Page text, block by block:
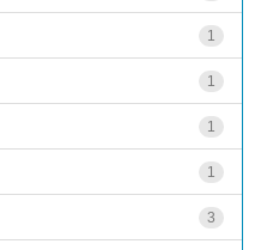
1
1
1
1
3